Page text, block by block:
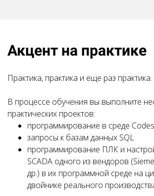
Акцент на практике
Практика, практика и еще раз практика.
В процессе обучения вы выполните
практических проектов:
программирование в среде
запросы к базам данных SQL
программирование ПЛК и
SCADA одного из вендоров
др.) в их программной среде на
двойнике реального